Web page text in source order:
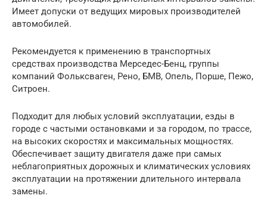
Имеет допуски от ведущих мировых производителей
автомобилей.
Рекомендуется к применению в транспортных
средствах производства Мерседес-Бенц, группы
компаний Фольксваген, Рено, БМВ, Опель, Порше, Пежо,
Ситроен.
Подходит для любых условий эксплуатации, езды в
городе с частыми остановками и за городом, по трассе,
на высоких скоростях и максимальных мощностях.
Обеспечивает защиту двигателя даже при самых
неблагоприятных дорожных и климатических условиях
эксплуатации на протяжении длительного интервала
замены.